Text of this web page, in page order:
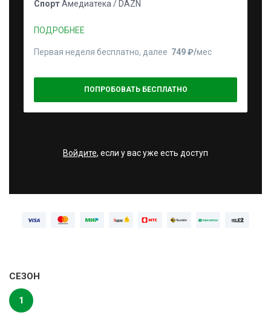
СпортАмедиатека / DAZN
ПОДРОБНЕЕ
Первая неделя бесплатно, далее 749 ₽⁠/⁠мес
ПОПРОБОВАТЬ БЕСПЛАТНО
Войдите, если у вас уже есть доступ
СЕЗОН
1